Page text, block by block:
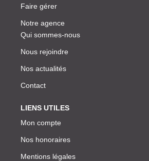
Faire gérer
Notre agence
Qui sommes-nous
Nous rejoindre
Nos actualités
Contact
LIENS UTILES
Mon compte
Nos honoraires
Mentions légales